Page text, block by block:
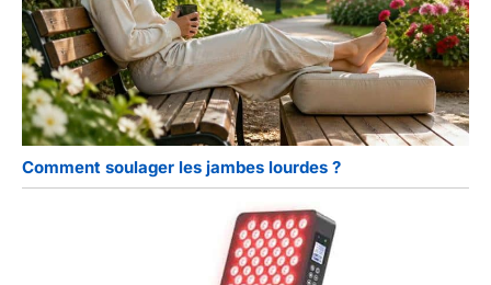
Comment soulager les jambes lourdes ?